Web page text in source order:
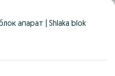
апарат | Shlaka blok